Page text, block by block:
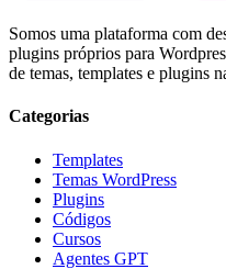
Somos uma plataforma com
plugins próprios para
de temas, templates e plugins
Categorias
Templates
Temas WordPress
Plugins
Códigos
Cursos
Agentes GPT